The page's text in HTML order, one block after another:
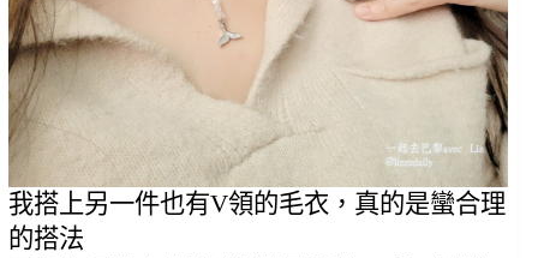
我搭上另一件也有V領的毛衣，真的是蠻合理
的搭法